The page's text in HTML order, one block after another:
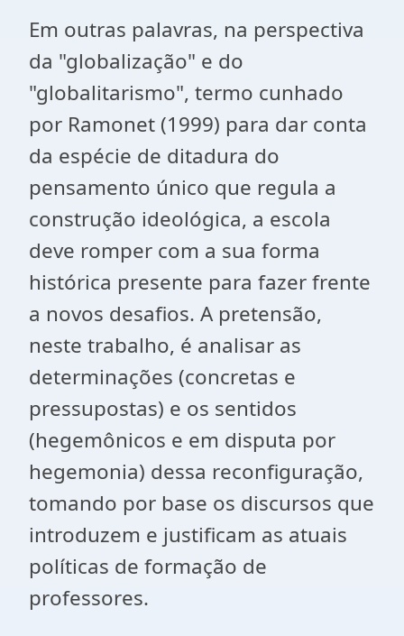
Em outras palavras, na perspectiva
da "globalização" e do
"globalitarismo", termo cunhado
por Ramonet (1999) para dar conta
da espécie de ditadura do
pensamento único que regula a
construção ideológica, a escola
deve romper com a sua forma
histórica presente para fazer frente
a novos desafios. A pretensão,
neste trabalho, é analisar as
determinações (concretas e
pressupostas) e os sentidos
(hegemônicos e em disputa por
hegemonia) dessa reconfiguração,
tomando por base os discursos que
introduzem e justificam as atuais
políticas de formação de
professores.